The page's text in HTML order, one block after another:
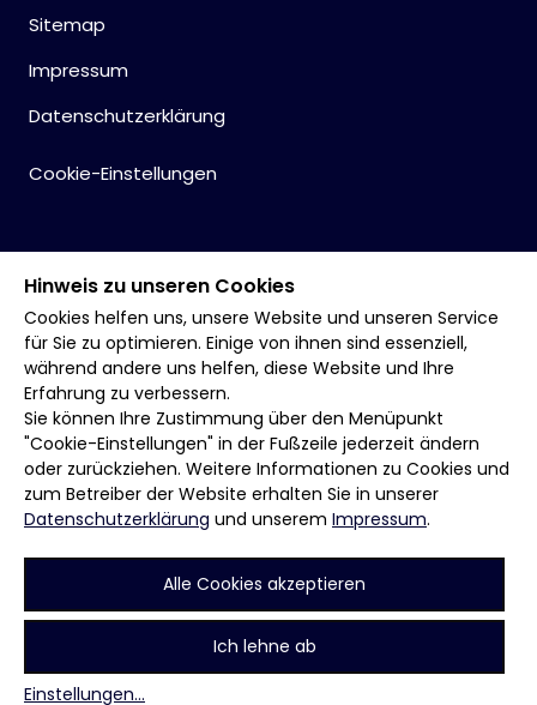
Sitemap
Impressum
Datenschutzerklärung
Cookie-Einstellungen
Hinweis zu unseren Cookies
Cookies helfen uns, unsere Website und unseren Service
für Sie zu optimieren. Einige von ihnen sind essenziell,
während andere uns helfen, diese Website und Ihre
Erfahrung zu verbessern.
Sie können Ihre Zustimmung über den Menüpunkt
"Cookie-Einstellungen" in der Fußzeile jederzeit ändern
oder zurückziehen. Weitere Informationen zu Cookies und
zum Betreiber der Website erhalten Sie in unserer
Datenschutzerklärung und unserem Impressum.
Einstellungen...
Ich lehne ab
Alle Cookies akzeptieren